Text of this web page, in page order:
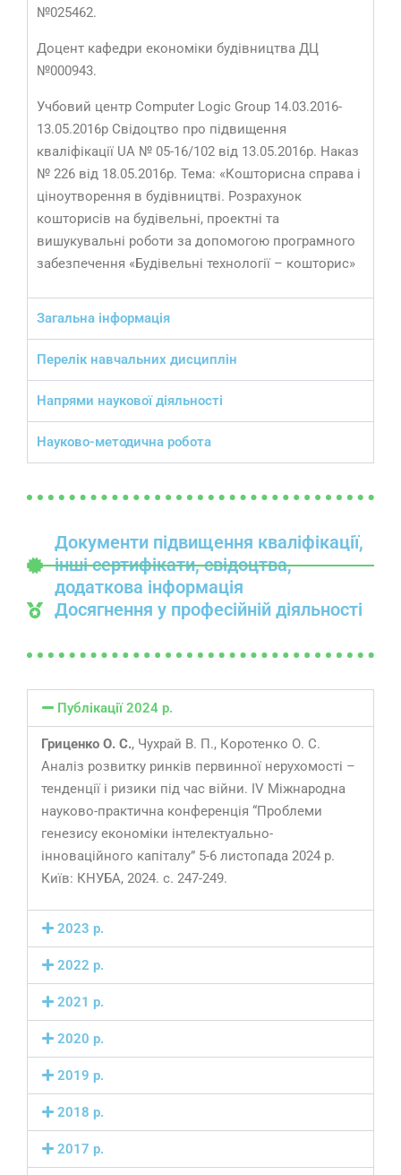
№025462.
Доцент кафедри економіки будівництва ДЦ
№000943.
Учбовий центр Computer Logic Group 14.03.2016-
13.05.2016р Свідоцтво про підвищення
кваліфікації UA № 05-16/102 від 13.05.2016р. Наказ
№ 226 від 18.05.2016р. Тема: «Кошторисна справа і
ціноутворення в будівництві. Розрахунок
кошторисів на будівельні, проектні та
вишукувальні роботи за допомогою програмного
забезпечення «Будівельні технології – кошторис»
Загальна інформація
Перелік навчальних дисциплін
Напрями наукової діяльності
Науково-методична робота
Документи підвищення кваліфікації,
інші сертифікати, свідоцтва,
додаткова інформація
Досягнення у професійній діяльності
Публікації 2024 р.
Гриценко О. С., Чухрай В. П., Коротенко О. С.
Аналіз розвитку ринків первинної нерухомості –
тенденції і ризики під час війни. IV Міжнародна
науково-практична конференція “Проблеми
генезису економіки інтелектуально-
інноваційного капіталу” 5-6 листопада 2024 р.
Київ: КНУБА, 2024. с. 247-249.
2023 р.
2022 р.
2021 р.
2020 р.
2019 р.
2018 р.
2017 р.